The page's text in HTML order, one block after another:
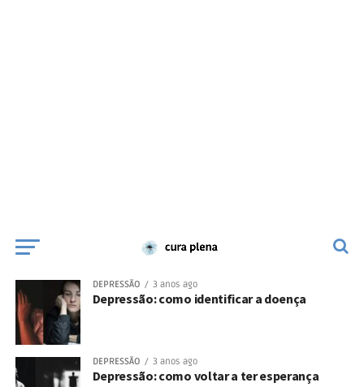
DEPRESSÃO 3 anos ago
Depressão: como identificar a doença
DEPRESSÃO 3 anos ago
Depressão: como voltar a ter esperança